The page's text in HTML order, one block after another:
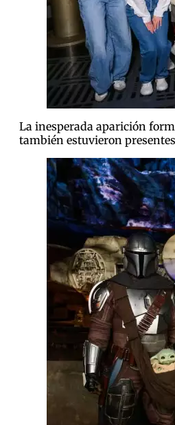
La inesperada aparición
también estuvieron